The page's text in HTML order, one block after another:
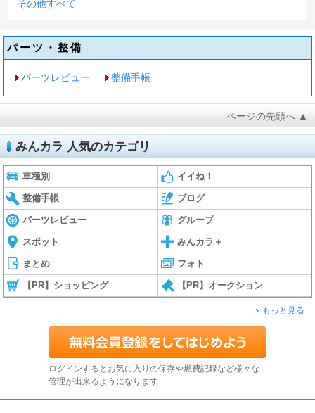
その他すべて
パーツ・整備
パーツレビュー 整備手帳
ページの先頭へ ▲
みんカラ 人気のカテゴリ
車種別 イイね！
整備手帳 ブログ
パーツレビュー グループ
スポット みんカラ＋
まとめ フォト
【PR】ショッピング 【PR】オークション
もっと見る
ログインするとお気に入りの保存や燃費記録など様々な
管理が出来るようになります